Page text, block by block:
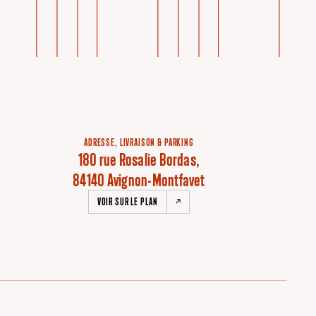
ADRESSE, LIVRAISON & PARKING
180 rue Rosalie Bordas,
84140 Avignon-Montfavet
VOIR SUR LE PLAN